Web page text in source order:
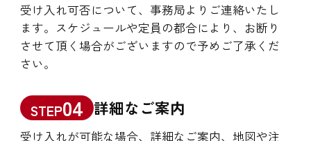
受け入れ可否について、事務局よりご連絡いたし
ます。スケジュールや定員の都合により、お断り
させて頂く場合がございますので予めご了承くだ
さい。
STEP04 詳細なご案内
受け入れが可能な場合、詳細なご案内、地図や注